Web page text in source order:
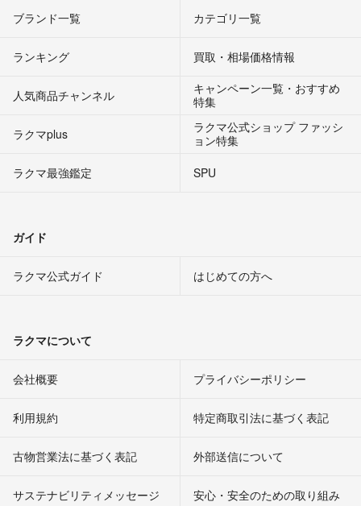
ブランド一覧 カテゴリ一覧
ランキング 買取・相場価格情報
人気商品チャンネル
キャンペーン一覧・おすすめ
特集
ラクマplus
ラクマ公式ショップ ファッシ
ョン特集
ラクマ最強鑑定
SPU
ガイド
ラクマ公式ガイド はじめての方へ
ラクマについて
会社概要 プライバシーポリシー
利用規約 特定商取引法に基づく表記
古物営業法に基づく表記 外部送信について
サステナビリティメッセージ 安心・安全のための取り組み